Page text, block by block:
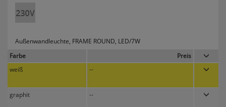
Außenwandleuchte, FRAME ROUND, LED/7W
Farbe
Preis
weiß
--
graphit --
Alle Cookies akzeptieren